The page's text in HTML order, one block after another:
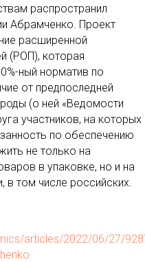
распространил
Абрамченко. Проект
расширенной
(РОП), которая
ный норматив по
от предпоследней
(о ней «Ведомости
участников, на которых
по обеспечению
не только на
в упаковке, но и на
в том числе российских.
articles/2022/06/27/